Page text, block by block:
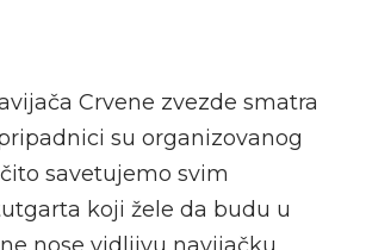
Crvene zvezde smatra
su organizovanog
savetujemo svim
koji žele da budu u
nose vidljivu navijačku